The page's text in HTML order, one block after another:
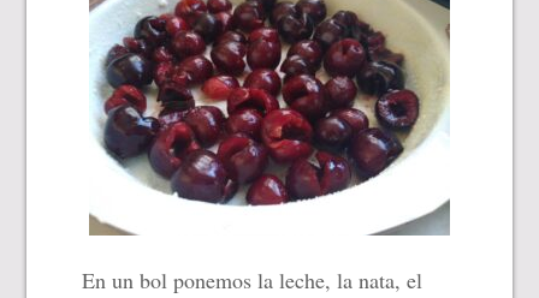
En un bolponemos la leche, la nata, el